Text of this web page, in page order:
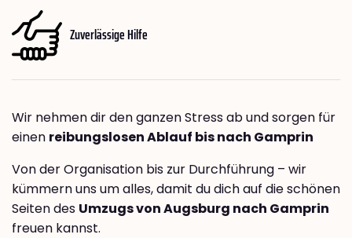
Zuverlässige Hilfe
Wir nehmen dir den ganzen Stress ab und sorgen für
einen reibungslosen Ablauf bis nach Gamprin
Von der Organisation bis zur Durchführung – wir
kümmern uns um alles, damit du dich auf die schönen
Seiten des Umzugs von Augsburg nach Gamprin
freuen kannst.